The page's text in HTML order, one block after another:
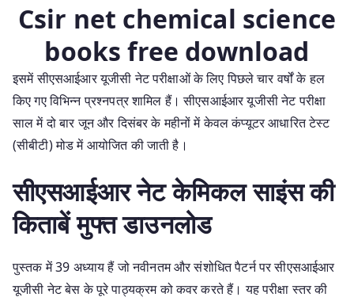
Csir net chemical science
books free download
इसमें सीएसआईआर यूजीसी नेट परीक्षाओं के लिए पिछले चार वर्षों के हल
किए गए विभिन्न प्रश्नपत्र शामिल हैं। सीएसआईआर यूजीसी नेट परीक्षा
साल में दो बार जून और दिसंबर के महीनों में केवल कंप्यूटर आधारित टेस्ट
(सीबीटी) मोड में आयोजित की जाती है।
सीएसआईआर नेट केमिकल साइंस की
किताबें मुफ्त डाउनलोड
पुस्तक में 39 अध्याय हैं जो नवीनतम और संशोधित पैटर्न पर सीएसआईआर
यूजीसी नेट बेस के पूरे पाठ्यक्रम को कवर करते हैं। यह परीक्षा स्तर की